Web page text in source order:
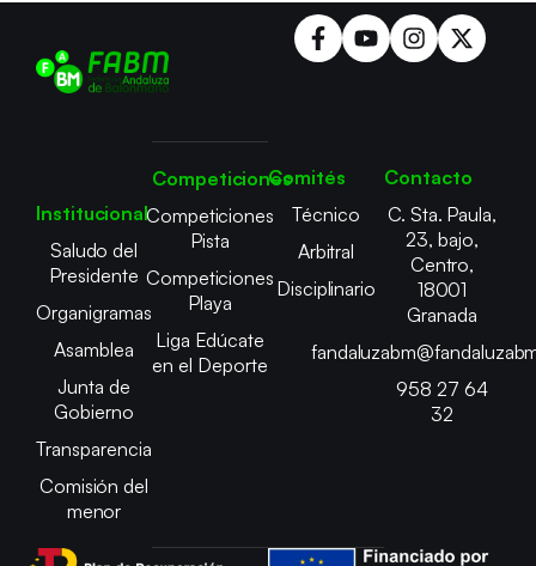
Institucional
Saludo del
Presidente
Organigramas
Asamblea
Junta de
Gobierno
Transparencia
Comisión del
menor
Competiciones
Competiciones
Pista
Competiciones
Playa
Liga Edúcate
en el Deporte
Comités
Técnico
Arbitral
Disciplinario
Contacto
C. Sta. Paula,
23, bajo,
Centro,
18001
Granada
958 27 64
32